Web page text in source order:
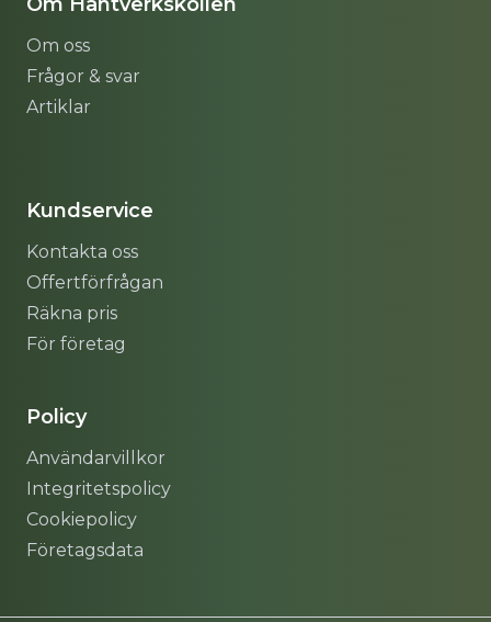
Om oss
Frågor & svar
Artiklar
Kundservice
Kontakta oss
Offertförfrågan
Räkna pris
För företag
Policy
Användarvillkor
Integritetspolicy
Cookiepolicy
Företagsdata